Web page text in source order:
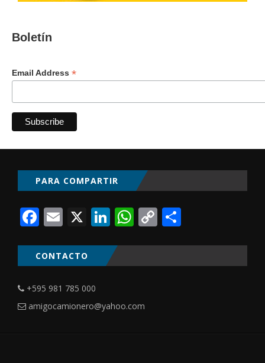
Boletín
Email Address *
PARA COMPARTIR
Facebook
Email
X LinkedIn
WhatsApp
Copy
CONTACTO
+595 981 785 000
amigocamionero@yahoo.com